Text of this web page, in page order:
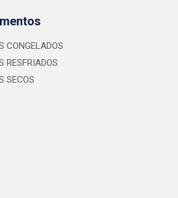
CONGELADOS
RESFRIADOS
SECOS